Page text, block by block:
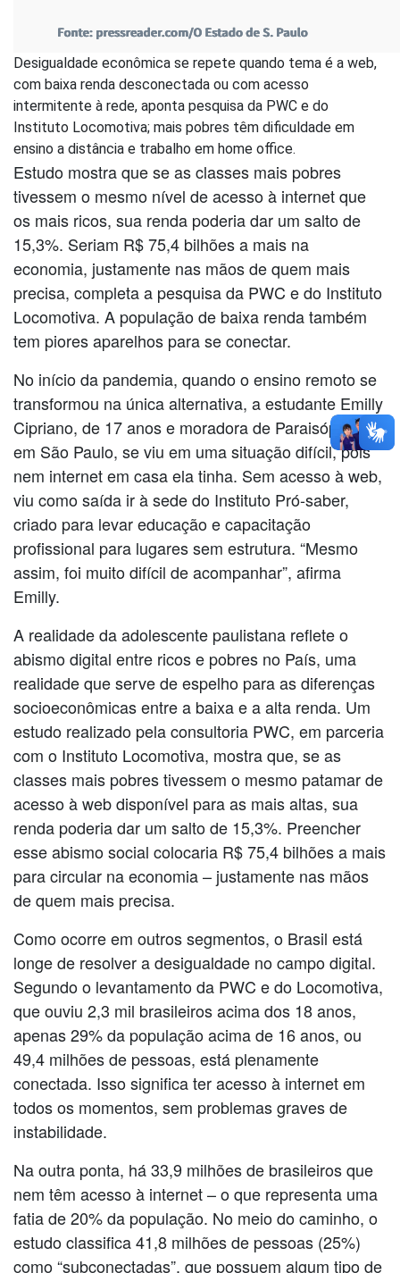
Desigualdade econômica se repete quando tema é a web,
com baixa renda desconectada ou com acesso
intermitente à rede, aponta pesquisa da PWC e do
Instituto Locomotiva; mais pobres têm dificuldade em
ensino a distância e trabalho em home office.
Estudo mostra que se as classes mais pobres
tivessem o mesmo nível de acesso à internet que
os mais ricos, sua renda poderia dar um salto de
15,3%. Seriam R$ 75,4 bilhões a mais na
economia, justamente nas mãos de quem mais
precisa, completa a pesquisa da PWC e do Instituto
Locomotiva. A população de baixa renda também
tem piores aparelhos para se conectar.
No início da pandemia, quando o ensino remoto se
transformou na única alternativa, a estudante Emilly
Cipriano, de 17 anos e moradora de Paraisópolis,
em São Paulo, se viu em uma situação difícil, pois
nem internet em casa ela tinha. Sem acesso à web,
viu como saída ir à sede do Instituto Pró-saber,
criado para levar educação e capacitação
profissional para lugares sem estrutura. “Mesmo
assim, foi muito difícil de acompanhar”, afirma
Emilly.
A realidade da adolescente paulistana reflete o
abismo digital entre ricos e pobres no País, uma
realidade que serve de espelho para as diferenças
socioeconômicas entre a baixa e a alta renda. Um
estudo realizado pela consultoria PWC, em parceria
com o Instituto Locomotiva, mostra que, se as
classes mais pobres tivessem o mesmo patamar de
acesso à web disponível para as mais altas, sua
renda poderia dar um salto de 15,3%. Preencher
esse abismo social colocaria R$ 75,4 bilhões a mais
para circular na economia – justamente nas mãos
de quem mais precisa.
Como ocorre em outros segmentos, o Brasil está
longe de resolver a desigualdade no campo digital.
Segundo o levantamento da PWC e do Locomotiva,
que ouviu 2,3 mil brasileiros acima dos 18 anos,
apenas 29% da população acima de 16 anos, ou
49,4 milhões de pessoas, está plenamente
conectada. Isso significa ter acesso à internet em
todos os momentos, sem problemas graves de
instabilidade.
Na outra ponta, há 33,9 milhões de brasileiros que
nem têm acesso à internet – o que representa uma
fatia de 20% da população. No meio do caminho, o
estudo classifica 41,8 milhões de pessoas (25%)
como “subconectadas”, que possuem algum tipo de